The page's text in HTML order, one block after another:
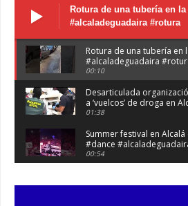
Rotura de una tubería en
#alcaladeguadaira #rotura
Rotura de una tubería en
#alcaladeguadaira
00:10
Desarticulada
a ‘vuelcos’ de droga en
01:38
Summer festival en
#dance
00:54
altura de Alcalá. #atraco